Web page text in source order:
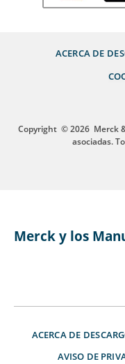
ACERCA DE
Copyright © 2026 Merck
asociadas.
Merck y los
ACERCA DE
AVISO DE